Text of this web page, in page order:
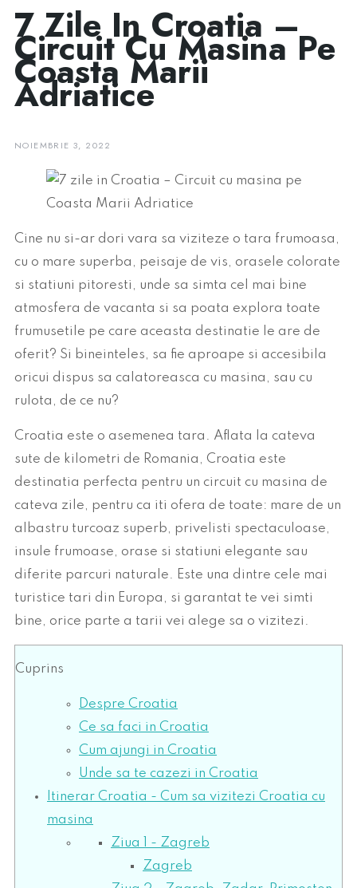
7 Zile In Croatia –
Circuit Cu Masina Pe
Coasta Marii
Adriatice
NOIEMBRIE 3, 2022
Cine nu si-ar dori vara sa viziteze o tara frumoasa,
cu o mare superba, peisaje de vis, orasele colorate
si statiuni pitoresti, unde sa simta cel mai bine
atmosfera de vacanta si sa poata explora toate
frumusetile pe care aceasta destinatie le are de
oferit? Si bineinteles, sa fie aproape si accesibila
oricui dispus sa calatoreasca cu masina, sau cu
rulota, de ce nu?
Croatia este o asemenea tara. Aflata la cateva
sute de kilometri de Romania, Croatia este
destinatia perfecta pentru un circuit cu masina de
cateva zile, pentru ca iti ofera de toate: mare de un
albastru turcoaz superb, privelisti spectaculoase,
insule frumoase, orase si statiuni elegante sau
diferite parcuri naturale. Este una dintre cele mai
turistice tari din Europa, si garantat te vei simti
bine, orice parte a tarii vei alege sa o vizitezi.
Cuprins
Despre Croatia
Ce sa faci in Croatia
Cum ajungi in Croatia
Unde sa te cazezi in Croatia
Itinerar Croatia - Cum sa vizitezi Croatia cu
masina
Ziua 1 - Zagreb
Zagreb